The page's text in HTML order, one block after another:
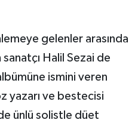
gelenler arasında
sanatçı Halil Sezai de
ismini veren
yazarı ve bestecisi
ünlü solistle düet